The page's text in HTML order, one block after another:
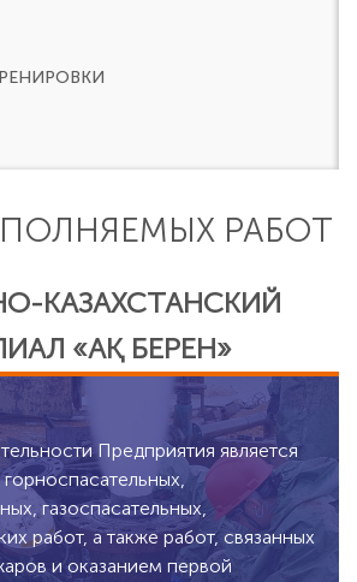
РАБОТ
КАЗАХСТАНСКИЙ
«АҚ БЕРЕН»
Предприятия является
газоспасательных,
работ, а также работ, связанных
и оказанием первой